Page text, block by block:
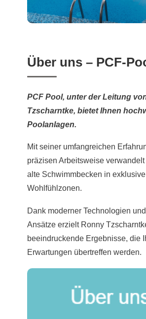
Über uns – PCF-
PCF Pool, unter der Leitung
Tzscharntke, bietet Ihnen
Poolanlagen.
Mit seiner umfangreichen
präzisen Arbeitsweise verwandelt
alte Schwimmbecken in exklusive
Wohlfühlzonen.
Dank moderner Technologien
Ansätze erzielt Ronny
beeindruckende Ergebnisse, die
Erwartungen übertreffen werden.